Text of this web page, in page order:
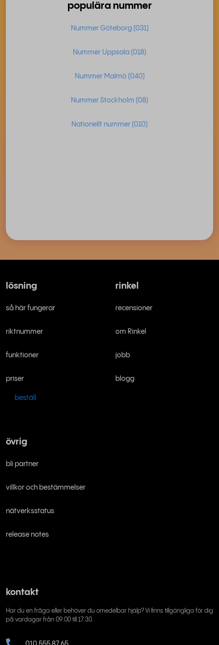
populära nummer
Nummer Göteborg (031)
Nummer Uppsala (018)
Nummer Malmö (040)
Nummer Stockholm (08)
Nationellt nummer (010)
lösning
så här fungerar
riktnummer
funktioner
priser
beställ
rinkel
recensioner
om Rinkel
jobb
blogg
övrig
bli partner
villkor och bestämmelser
nätverksstatus
release notes
kontakt
Har du en fråga eller behöver du omedelbar hjälp? Vi finns tillgängliga för dig
på vardagar från 09:00 till 17:30.